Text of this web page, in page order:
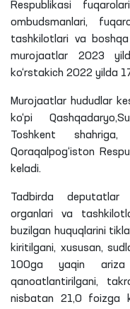
Respublikasi
ombudsmanlari,
tashkilotlari va
murojaatlar 2023
ko‘rstakich 2022 yilda
Murojaatlar hududlar
ko‘pi
Toshkent
Qoraqalpog‘iston
keladi.
Tadbirda deputatlar
organlari va
buzilgan huquqlarini
kiritilgani, xususan,
100ga yaqin
qanoatlantirilgani,
nisbatan 21,0 foizga